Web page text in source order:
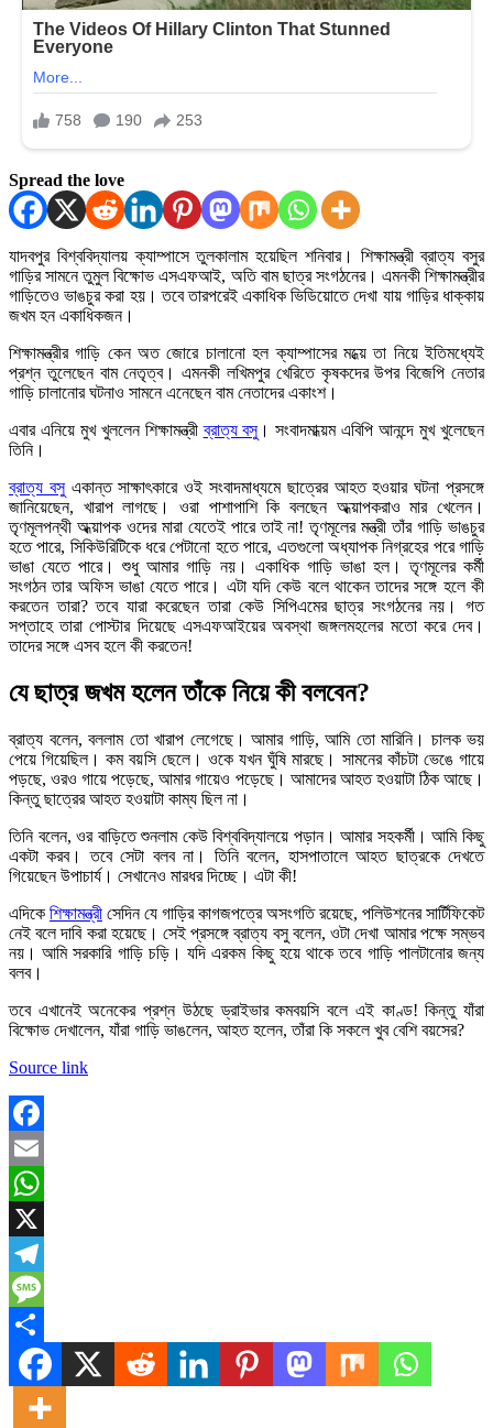
Spread the love
যাদবপুর বিশ্ববিদ্যালয় ক্যাম্পাসে তুলকালাম হয়েছিল শনিবার। শিক্ষামন্ত্রী ব্রাত্য বসুর
গাড়ির সামনে তুমুল বিক্ষোভ এসএফআই, অতি বাম ছাত্র সংগঠনের। এমনকী শিক্ষামন্ত্রীর
গাড়িতেও ভাঙচুর করা হয়। তবে তারপরেই একাধিক ভিডিয়োতে দেখা যায় গাড়ির ধাক্কায়
জখম হন একাধিকজন।
শিক্ষামন্ত্রীর গাড়ি কেন অত জোরে চালানো হল ক্যাম্পাসের মধ্য়ে তা নিয়ে ইতিমধ্যেই
প্রশ্ন তুলেছেন বাম নেতৃত্ব। এমনকী লখিমপুর খেরিতে কৃষকদের উপর বিজেপি নেতার
গাড়ি চালানোর ঘটনাও সামনে এনেছেন বাম নেতাদের একাংশ।
এবার এনিয়ে মুখ খুললেন শিক্ষামন্ত্রীব্রাত্য বসু। সংবাদমাধ্য়ম এবিপি আনন্দে মুখ খুলেছেন
তিনি।
ব্রাত্য বসুএকান্ত সাক্ষাৎকারে ওই সংবাদমাধ্যমে ছাত্রের আহত হওয়ার ঘটনা প্রসঙ্গে
জানিয়েছেন, খারাপ লাগছে। ওরা পাশাপাশি কি বলছেন অধ্য়াপকরাও মার খেলেন।
তৃণমূলপন্থী অধ্য়াপক ওদের মারা যেতেই পারে তাই না! তৃণমূলের মন্ত্রী তাঁর গাড়ি ভাঙচুর
হতে পারে, সিকিউরিটিকে ধরে পেটানো হতে পারে, এতগুলো অধ্যাপক নিগ্রহের পরে গাড়ি
ভাঙা যেতে পারে। শুধু আমার গাড়ি নয়। একাধিক গাড়ি ভাঙা হল। তৃণমূলের কর্মী
সংগঠন তার অফিস ভাঙা যেতে পারে। এটা যদি কেউ বলে থাকেন তাদের সঙ্গে হলে কী
করতেন তারা? তবে যারা করেছেন তারা কেউ সিপিএমের ছাত্র সংগঠনের নয়। গত
সপ্তাহে তারা পোস্টার দিয়েছে এসএফআইয়ের অবস্থা জঙ্গলমহলের মতো করে দেব।
তাদের সঙ্গে এসব হলে কী করতেন!
যে ছাত্র জখম হলেন তাঁকে নিয়ে কী বলবেন?
ব্রাত্য বলেন, বললাম তো খারাপ লেগেছে। আমার গাড়ি, আমি তো মারিনি। চালক ভয়
পেয়ে গিয়েছিল। কম বয়সি ছেলে। ওকে যখন ঘুঁষি মারছে। সামনের কাঁচটা ভেঙে গায়ে
পড়ছে, ওরও গায়ে পড়েছে, আমার গায়েও পড়েছে। আমাদের আহত হওয়াটা ঠিক আছে।
কিন্তু ছাত্রের আহত হওয়াটা কাম্য ছিল না।
তিনি বলেন, ওর বাড়িতে শুনলাম কেউ বিশ্ববিদ্যালয়ে পড়ান। আমার সহকর্মী। আমি কিছু
একটা করব। তবে সেটা বলব না। তিনি বলেন, হাসপাতালে আহত ছাত্রকে দেখতে
গিয়েছেন উপাচার্য। সেখানেও মারধর দিচ্ছে। এটা কী!
এদিকে শিক্ষামন্ত্রী সেদিন যে গাড়ির কাগজপত্রে অসংগতি রয়েছে, পলিউশনের সার্টিফিকেট
নেই বলে দাবি করা হয়েছে। সেই প্রসঙ্গে ব্রাত্য বসু বলেন, ওটা দেখা আমার পক্ষে সম্ভব
নয়। আমি সরকারি গাড়ি চড়ি। যদি এরকম কিছু হয়ে থাকে তবে গাড়ি পালটানোর জন্য
বলব।
তবে এখানেই অনেকের প্রশ্ন উঠছে ড্রাইভার কমবয়সি বলে এই কাণ্ড! কিন্তু যাঁরা
বিক্ষোভ দেখালেন, যাঁরা গাড়ি ভাঙলেন, আহত হলেন, তাঁরা কি সকলে খুব বেশি বয়সের?
Source link
Facebook
Email
WhatsApp
X
Telegram
Message
Share